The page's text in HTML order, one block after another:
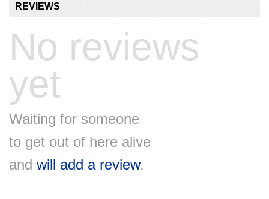
REVIEWS
No reviews
yet
Waiting for someone
to get out of here alive
and will add a review.